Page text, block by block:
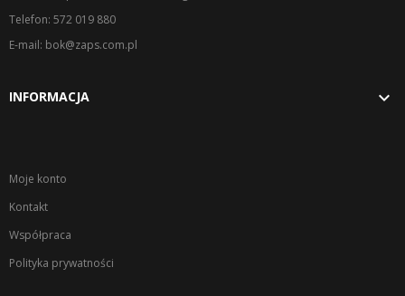
Telefon: 572 019 880
E-mail: bok@zaps.com.pl
INFORMACJA 
Moje konto
Kontakt
Współpraca
Polityka prywatności